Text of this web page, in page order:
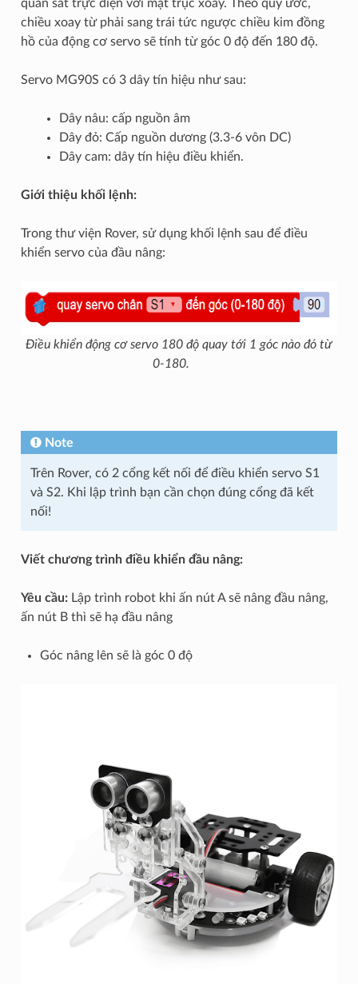
quan sát trực diện với mặt trục xoay. Theo quy ước,
chiều xoay từ phải sang trái tức ngược chiều kim đồng
hồ của động cơ servo sẽ tính từ góc 0 độ đến 180 độ.
Servo MG90S có 3 dây tín hiệu như sau:
Dây nâu: cấp nguồn âm
Dây đỏ: Cấp nguồn dương (3.3-6 vôn DC)
Dây cam: dây tín hiệu điều khiển.
Giới thiệu khối lệnh:
Trong thư viện Rover, sử dụng khối lệnh sau để điều
khiển servo của đầu nâng:
Điều khiển động cơ servo 180 độ quay tới 1 góc nào đó từ
0-180.
Note
Trên Rover, có 2 cổng kết nối để điều khiển servo S1
và S2. Khi lập trình bạn cần chọn đúng cổng đã kết
nối!
Viết chương trình điều khiển đầu nâng:
Yêu cầu:Lập trình robot khi ấn nút A sẽ nâng đầu nâng,
ấn nút B thì sẽ hạ đầu nâng
Góc nâng lên sẽ là góc 0 độ